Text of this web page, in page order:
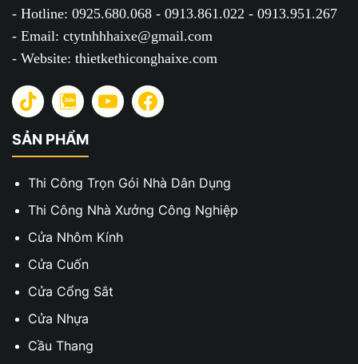
- Hotline: 0925.680.068 - 0913.861.022 - 0913.951.267
- Email: ctytnhhhaixe@gmail.com
- Website: thietkethiconghaixe.com
SẢN PHẨM
Thi Công Trọn Gói Nhà Dân Dụng
Thi Công Nhà Xưởng Công Nghiệp
Cửa Nhôm Kính
Cửa Cuốn
Cửa Cổng Sắt
Cửa Nhựa
Cầu Thang